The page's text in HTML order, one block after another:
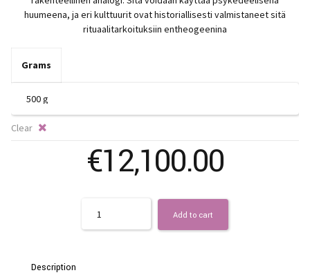
huumeena, ja eri kulttuurit ovat historiallisesti valmistaneet sitä
rituaalitarkoituksiin entheogeenina
Grams
Clear
€12,100.00
Add to cart
Description